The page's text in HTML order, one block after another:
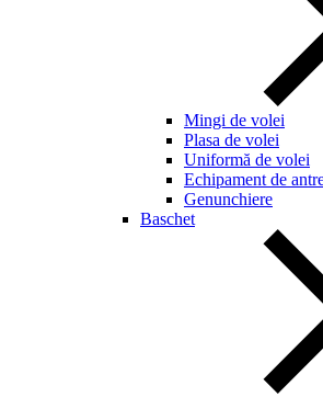
Mingi de volei
Plasa de volei
Uniformă de volei
Echipament de
Genunchiere
Baschet